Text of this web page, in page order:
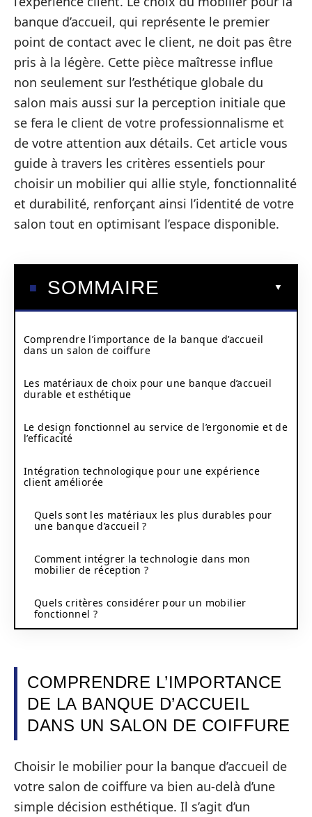
banque d’accueil, qui représente le premier
point de contact avec le client, ne doit pas être
pris à la légère. Cette pièce maîtresse influe
non seulement sur l’esthétique globale du
salon mais aussi sur la perception initiale que
se fera le client de votre professionnalisme et
de votre attention aux détails. Cet article vous
guide à travers les critères essentiels pour
choisir un mobilier qui allie style, fonctionnalité
et durabilité, renforçant ainsi l’identité de votre
salon tout en optimisant l’espace disponible.
SOMMAIRE
Comprendre l’importance de la banque d’accueil
dans un salon de coiffure
Les matériaux de choix pour une banque d’accueil
durable et esthétique
Le design fonctionnel au service de l’ergonomie et de
l’efficacité
Intégration technologique pour une expérience
client améliorée
Quels sont les matériaux les plus durables pour
une banque d’accueil ?
Comment intégrer la technologie dans mon
mobilier de réception ?
Quels critères considérer pour un mobilier
fonctionnel ?
COMPRENDRE L’IMPORTANCE
DE LA BANQUE D’ACCUEIL
DANS UN SALON DE COIFFURE
Choisir le mobilier pour la banque d’accueil de
votre salon de coiffure va bien au-delà d’une
simple décision esthétique. Il s’agit d’un